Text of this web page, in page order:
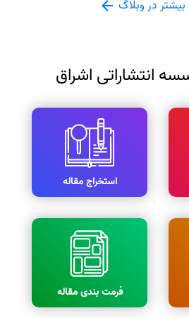
در وبلاگ
انتشاراتی اشراق
استخراج مقاله
فرمت بندی مقاله